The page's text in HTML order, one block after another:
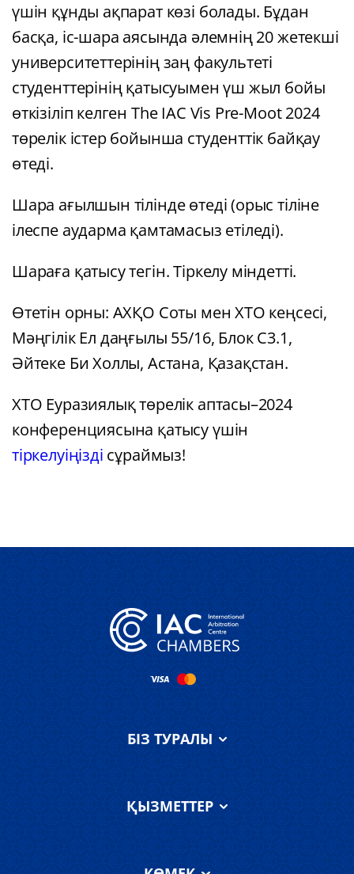
үшін құнды ақпарат көзі болады. Бұдан
басқа, іс-шара аясында әлемнің 20 жетекші
университеттерінің заң факультеті
студенттерінің қатысуымен үш жыл бойы
өткізіліп келген The IAC Vis Pre-Moot 2024
төрелік істер бойынша студенттік байқау
өтеді.
Шара ағылшын тілінде өтеді (орыс тіліне
ілеспе аударма қамтамасыз етіледі).
Шараға қатысу тегін. Тіркелу міндетті.
Өтетін орны: АХҚО Соты мен ХТО кеңсесі,
Мәңгілік Ел даңғылы 55/16, Блок С3.1,
Әйтеке Би Холлы, Астана, Қазақстан.
ХТО Еуразиялық төрелік аптасы–2024
конференциясына қатысу үшін
тіркелуіңізді сұраймыз!
БІЗ ТУРАЛЫ
IAC Chambers
туралы
Біздің команда
АХҚО соты туралы
ҚЫЗМЕТТЕР
Қызметтер